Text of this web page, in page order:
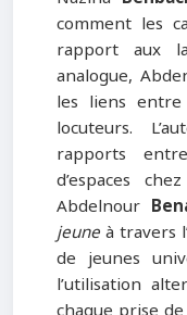
comment les
rapport aux
analogue,
les liens
locuteurs.
rapports
d’espaces
Abdelnour
jeuneà travers
de jeunes
l’utilisation